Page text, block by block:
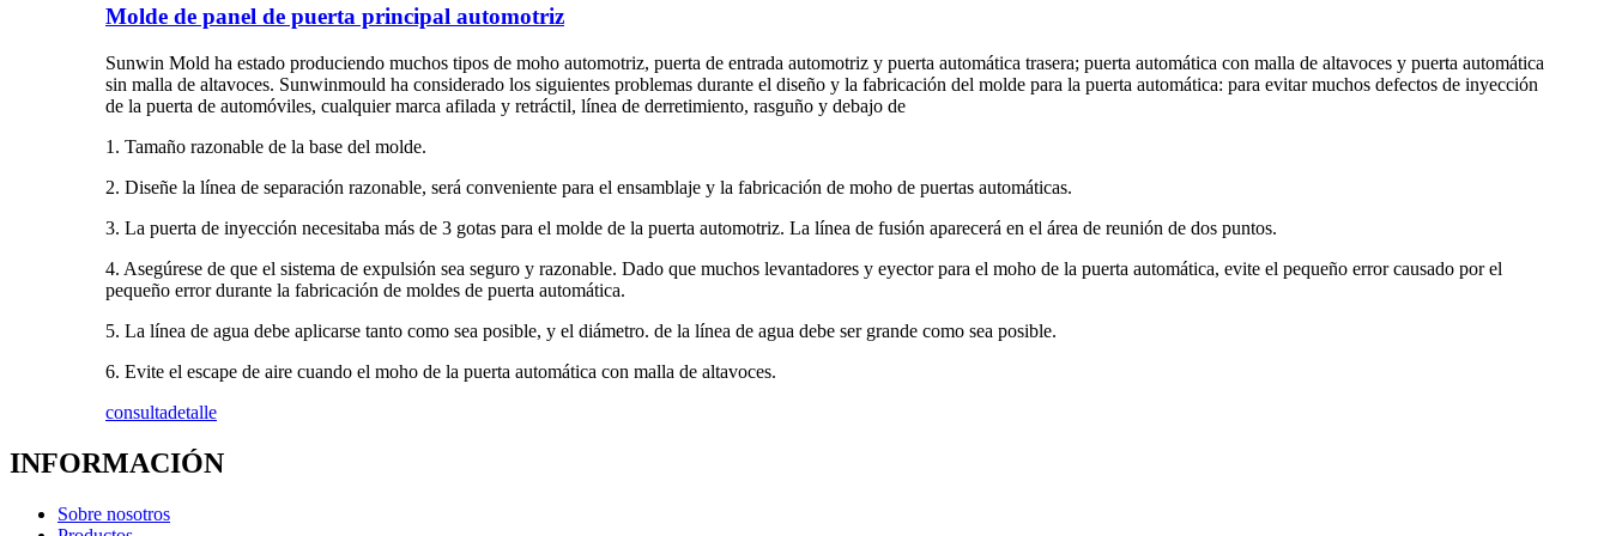
Molde de panel de puerta principal automotriz
Sunwin Mold ha estado produciendo muchos tipos de moho automotriz, puerta de entrada automotriz y puerta automática trasera; puerta automática con malla de altavoces y puerta automática
sin malla de altavoces. Sunwinmould ha considerado los siguientes problemas durante el diseño y la fabricación del molde para la puerta automática: para evitar muchos defectos de inyección
de la puerta de automóviles, cualquier marca afilada y retráctil, línea de derretimiento, rasguño y debajo de
1. Tamaño razonable de la base del molde.
2. Diseñe la línea de separación razonable, será conveniente para el ensamblaje y la fabricación de moho de puertas automáticas.
3. La puerta de inyección necesitaba más de 3 gotas para el molde de la puerta automotriz. La línea de fusión aparecerá en el área de reunión de dos puntos.
4. Asegúrese de que el sistema de expulsión sea seguro y razonable. Dado que muchos levantadores y eyector para el moho de la puerta automática, evite el pequeño error causado por el
pequeño error durante la fabricación de moldes de puerta automática.
5. La línea de agua debe aplicarse tanto como sea posible, y el diámetro. de la línea de agua debe ser grande como sea posible.
6. Evite el escape de aire cuando el moho de la puerta automática con malla de altavoces.
consultadetalle
INFORMACIÓN
Sobre nosotros